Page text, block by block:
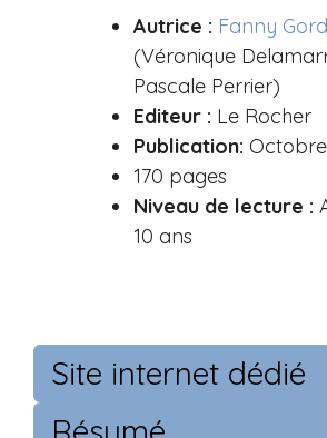
Autrice : Fanny
(Véronique
Pascale Perrier)
Editeur : Le Rocher
Publication:
170 pages
Niveau de lecture :
10 ans
Site internet dédié